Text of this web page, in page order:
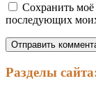
Сохранить моё
последующих
Разделы